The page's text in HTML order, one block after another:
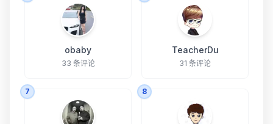
obaby
33 条评论
TeacherDu
31 条评论
7 8